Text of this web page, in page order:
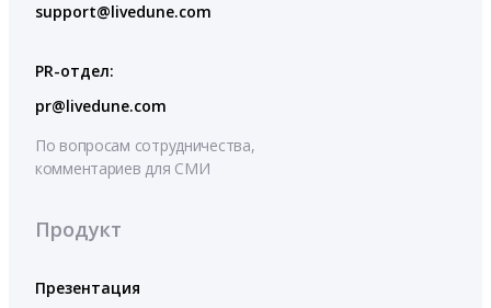
support@livedune.com
PR-отдел:
pr@livedune.com
По вопросам сотрудничества,
комментариев для СМИ
Продукт
Презентация